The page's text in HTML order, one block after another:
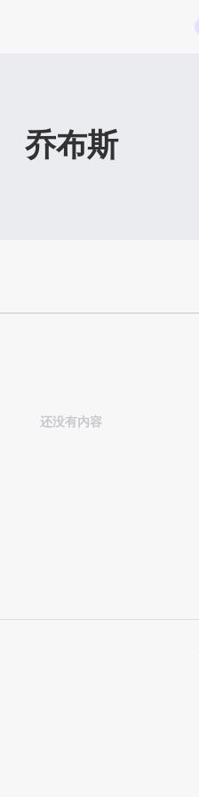
乔布斯
还没有内容